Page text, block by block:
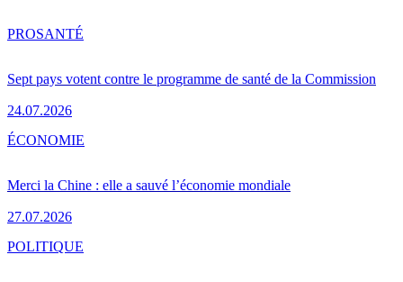
Sept pays votent contre le programme de santé de la Commission
24.07.2026
PROSANTÉ
Merci la Chine : elle a sauvé l’économie mondiale
27.07.2026
ÉCONOMIE
POLITIQUE